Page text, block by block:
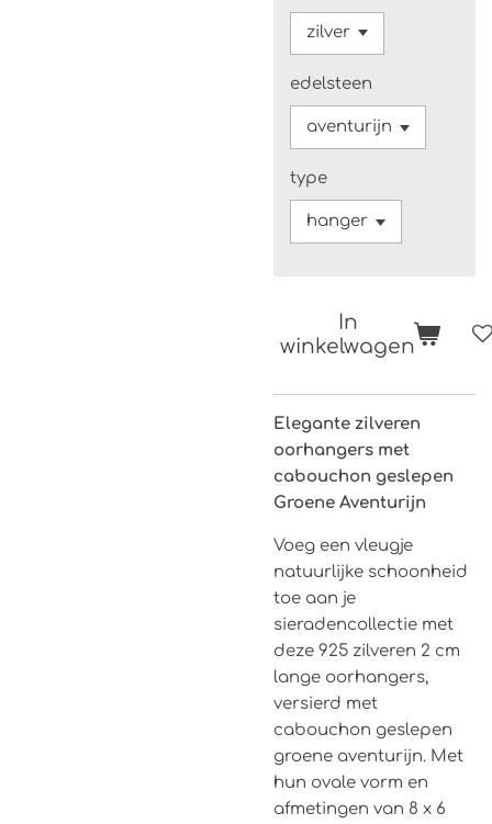
edelsteen
type
In
winkelwagen
Elegante zilveren
oorhangers met
cabouchon geslepen
Groene Aventurijn
Voeg een vleugje
natuurlijke schoonheid
toe aan je
sieradencollectie met
deze 925 zilveren 2 cm
lange oorhangers,
versierd met
cabouchon geslepen
groene aventurijn. Met
hun ovale vorm en
afmetingen van 8 x 6